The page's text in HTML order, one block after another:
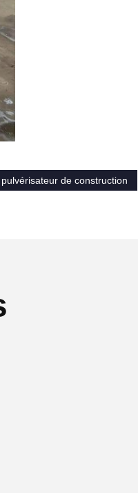
de construction